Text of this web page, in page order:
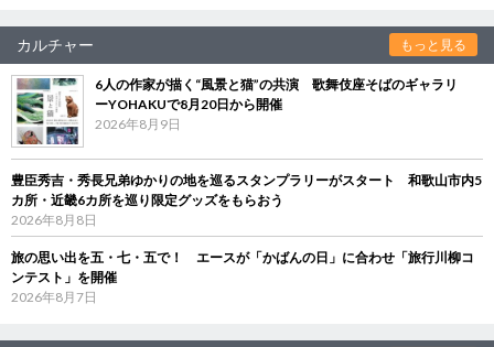
カルチャー もっと見る
6人の作家が描く“風景と猫”の共演 歌舞伎座そばのギャラリ
ーYOHAKUで8月20日から開催
2026年8月9日
豊臣秀吉・秀長兄弟ゆかりの地を巡るスタンプラリーがスタート 和歌山市内5
カ所・近畿6カ所を巡り限定グッズをもらおう
2026年8月8日
旅の思い出を五・七・五で！ エースが「かばんの日」に合わせ「旅行川柳コ
ンテスト」を開催
2026年8月7日